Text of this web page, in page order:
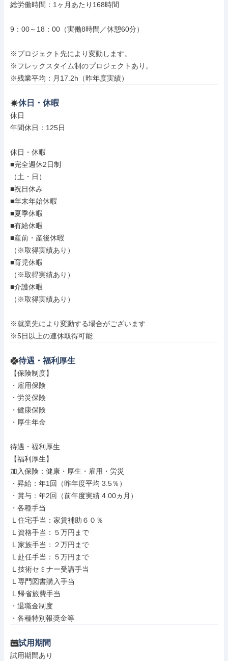
総労働時間：1ヶ月あたり168時間
9：00～18：00（実働8時間／休憩60分）
※プロジェクト先により変動します。
※フレックスタイム制のプロジェクトあり。
※残業平均：月17.2h（昨年度実績）
休日・休暇
休日
年間休日：125日
休日・休暇
■完全週休2日制
（土・日）
■祝日休み
■年末年始休暇
■夏季休暇
■有給休暇
■産前・産後休暇
（※取得実績あり）
■育児休暇
（※取得実績あり）
■介護休暇
（※取得実績あり）
※就業先により変動する場合がございます
※5日以上の連休取得可能
待遇・福利厚生
【保険制度】
・雇用保険
・労災保険
・健康保険
・厚生年金
待遇・福利厚生
【福利厚生】
加入保険：健康・厚生・雇用・労災
・昇給：年1回（昨年度平均 3.5％）
・賞与：年2回（前年度実績 4.00ヵ月）
・各種手当
・退職金制度
・各種特別報奨金等
試用期間
試用期間あり